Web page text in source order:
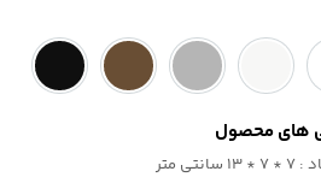
های محصول
: 7 * 7 * 13 سانتی متر